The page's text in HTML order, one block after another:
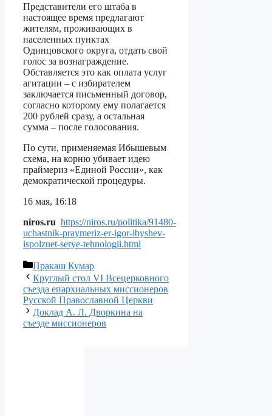
Представители его штаба в
настоящее время предлагают
жителям, проживающих в
населенных пунктах
Одинцовского округа, отдать свой
голос за вознаграждение.
Обставляется это как оплата услуг
агитации – с избирателем
заключается письменный договор,
согласно которому ему полагается
200 рублей сразу, а остальная
сумма – после голосования.
По сути, применяемая Ибышевым
схема, на корню убивает идею
праймериз «Единой России», как
демократической процедуры.
16 мая, 16:18
niros.ru https://niros.ru/politika/91480-
uchastnik-praymeriz-er-igor-ibyshev-
ispolzuet-serye-tehnologii.html
Рубрики
Пракаш Кумар
Круглый стол VI Всецерковного
съезда епархиальных миссионеров
Русской Православной Церкви
Доклад А. Л. Дворкина на
съезде миссионеров